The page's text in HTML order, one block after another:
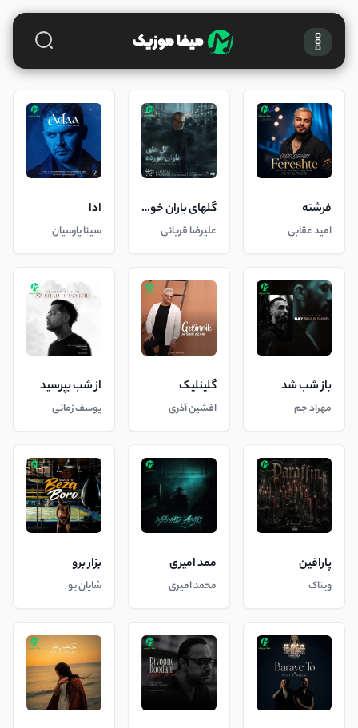
فرشته
امید عقابی
گلهای باران خورده
علیرضا قربانی
ادا
سینا پارسیان
باز شب شد
مهراد جم
گلینلیک
افشین آذری
از شب بپرسید
یوسف زمانی
پارافین
ویناک
ممد امیری
محمد امیری
بزار برو
شایان یو